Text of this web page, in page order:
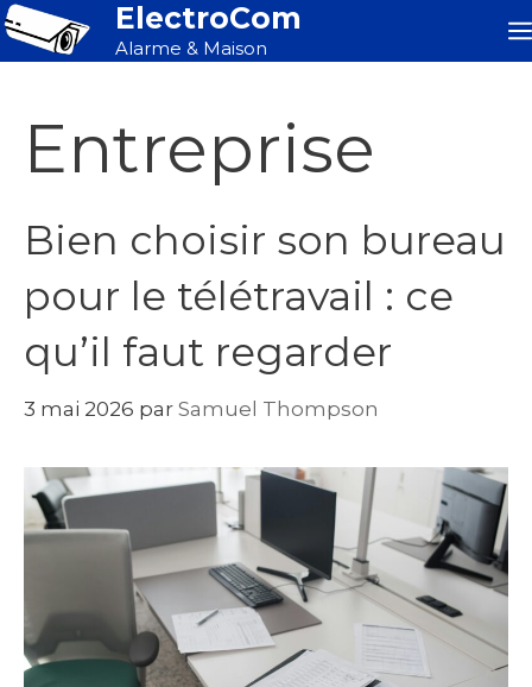
Aller
au
ElectroCom
Alarme & Maison
Entreprise
Bien choisir son bureau
pour le télétravail : ce
qu’il faut regarder
3 mai 2026 par Samuel Thompson